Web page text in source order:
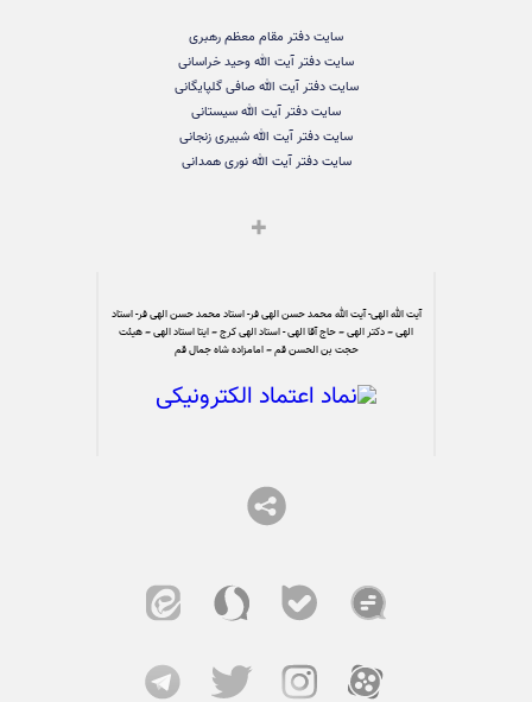
سایت دفتر مقام معظم رهبری
سایت دفتر آیت الله وحید خراسانی
سایت دفتر آیت الله صافی گلپایگانی
سایت دفتر آیت الله سیستانی
سایت دفتر آیت الله شبیری زنجانی
سایت دفتر آیت الله نوری همدانی
آیت الله الهی- آیت الله محمد حسن الهی فر- استاد محمد حسن الهی فر- استاد
الهی – دکتر الهی – حاج آقا الهی - استاد الهی کرج – ایتا استاد الهی – هیئت
حجت بن الحسن قم – امامزاده شاه جمال قم